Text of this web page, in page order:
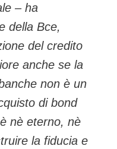
– ha
della Bce,
del credito
anche se la
non è un
di bond
nè eterno, nè
la fiducia e